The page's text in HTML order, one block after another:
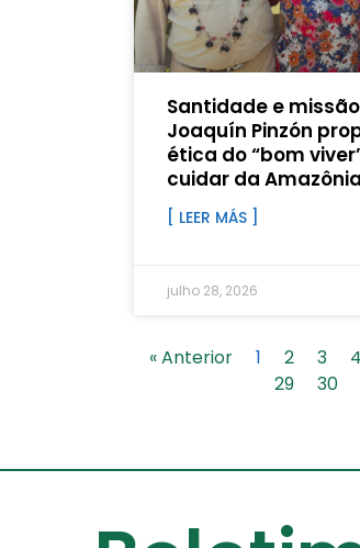
Santidade e
Joaquín Pinzón
ética do “bom
cuidar da Amazônia
[ LEER MÁS ]
julho 28, 2026
« Anterior 1 2 3 4
29
30